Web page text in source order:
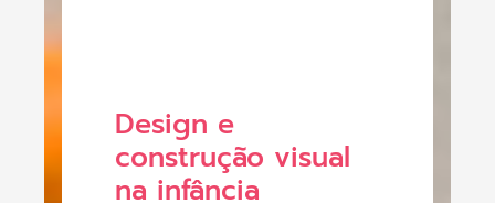
Design e
construção visual
na infância